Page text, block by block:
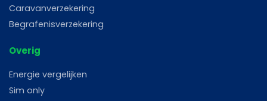
Caravanverzekering
Begrafenisverzekering
Overig
Energie vergelijken
Sim only